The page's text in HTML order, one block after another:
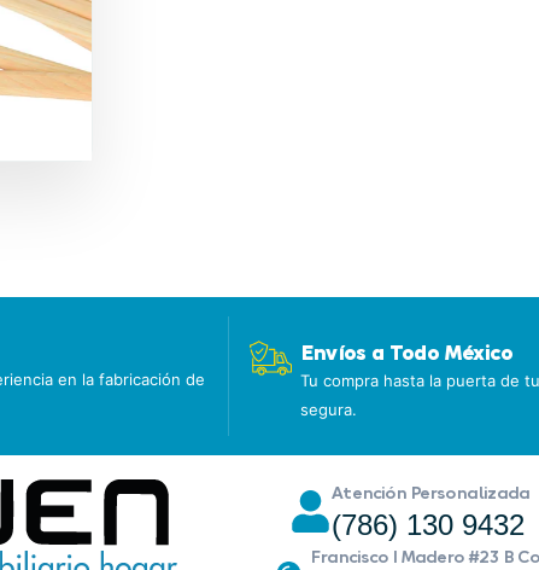
en la fabricación de
Envíos a Todo México
Tu compra hasta la puerta de
segura.
Atención Personalizada
(786) 130 9432
Francisco I Madero #23 B